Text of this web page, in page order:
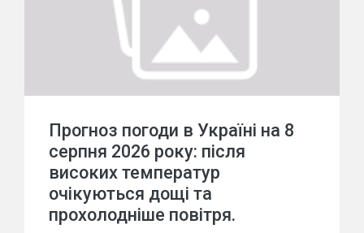
Прогноз погоди в Україні на 8
серпня 2026 року: після
високих температур
очікуються дощі та
прохолодніше повітря.